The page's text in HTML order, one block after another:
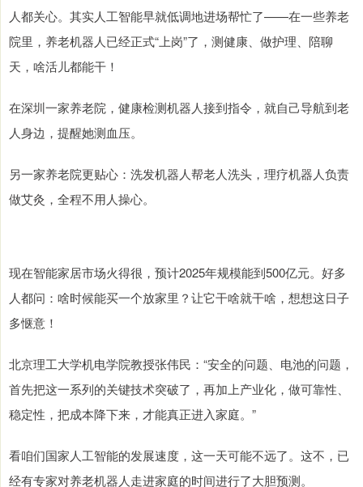
人都关心。其实人工智能早就低调地进场帮忙了——在一些养老
院里，养老机器人已经正式“上岗”了，测健康、做护理、陪聊
天，啥活儿都能干！
在深圳一家养老院，健康检测机器人接到指令，就自己导航到老
人身边，提醒她测血压。
另一家养老院更贴心：洗发机器人帮老人洗头，理疗机器人负责
做艾灸，全程不用人操心。
现在智能家居市场火得很，预计2025年规模能到500亿元。好多
人都问：啥时候能买一个放家里？让它干啥就干啥，想想这日子
多惬意！
北京理工大学机电学院教授张伟民：“安全的问题、电池的问题，
首先把这一系列的关键技术突破了，再加上产业化，做可靠性、
稳定性，把成本降下来，才能真正进入家庭。”
看咱们国家人工智能的发展速度，这一天可能不远了。这不，已
经有专家对养老机器人走进家庭的时间进行了大胆预测。